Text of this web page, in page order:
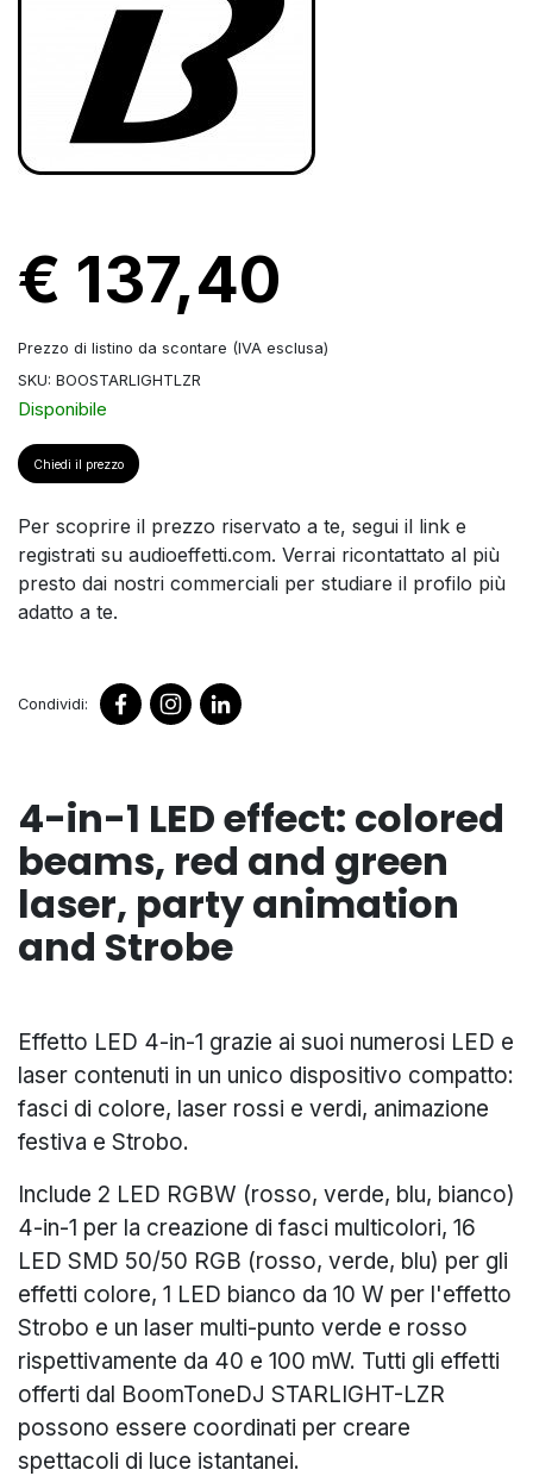
€ 137,40
Prezzo di listino da scontare (IVA esclusa)
SKU: BOOSTARLIGHTLZR
Disponibile
Chiedi il prezzo
Per scoprire il prezzo riservato a te, segui il link e
registrati su audioeffetti.com. Verrai ricontattato al più
presto dai nostri commerciali per studiare il profilo più
adatto a te.
Condividi:
4-in-1 LED effect: colored
beams, red and green
laser, party animation
and Strobe
Effetto LED 4-in-1 grazie ai suoi numerosi LED e
laser contenuti in un unico dispositivo compatto:
fasci di colore, laser rossi e verdi, animazione
festiva e Strobo.
Include 2 LED RGBW (rosso, verde, blu, bianco)
4-in-1 per la creazione di fasci multicolori, 16
LED SMD 50/50 RGB (rosso, verde, blu) per gli
effetti colore, 1 LED bianco da 10 W per l'effetto
Strobo e un laser multi-punto verde e rosso
rispettivamente da 40 e 100 mW. Tutti gli effetti
offerti dal BoomToneDJ STARLIGHT-LZR
possono essere coordinati per creare
spettacoli di luce istantanei.